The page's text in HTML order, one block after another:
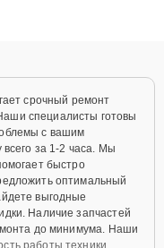
срочный ремонт
специалисты готовы
с вашим
всего за 1-2 часа. Мы
быстро
оптимальный
выгодные
Наличие запчастей
до минимума. Наши
работы техники